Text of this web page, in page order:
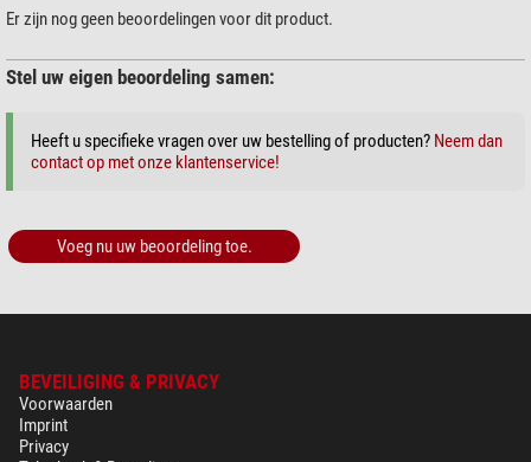
Er zijn nog geen beoordelingen voor dit product.
Stel uw eigen beoordeling samen:
Heeft u specifieke vragen over uw bestelling of producten? Neem dan
contact op met onze klantenservice!
Voeg nu uw beoordeling toe.
BEVEILIGING & PRIVACY
Voorwaarden
Imprint
Privacy